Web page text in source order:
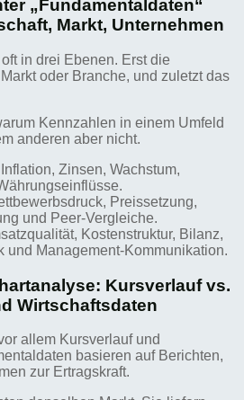
„Fundamentaldaten“
Markt, Unternehmen
in drei Ebenen. Erst die
oder Branche, und zuletzt das
Kennzahlen in einem Umfeld
anderen aber nicht.
Zinsen, Wachstum,
Preissetzung,
und Peer-Vergleiche.
Kostenstruktur, Bilanz,
und Management-Kommunikation.
Kursverlauf vs.
Wirtschaftsdaten
allem Kursverlauf und
basieren auf Berichten,
zur Ertragskraft.